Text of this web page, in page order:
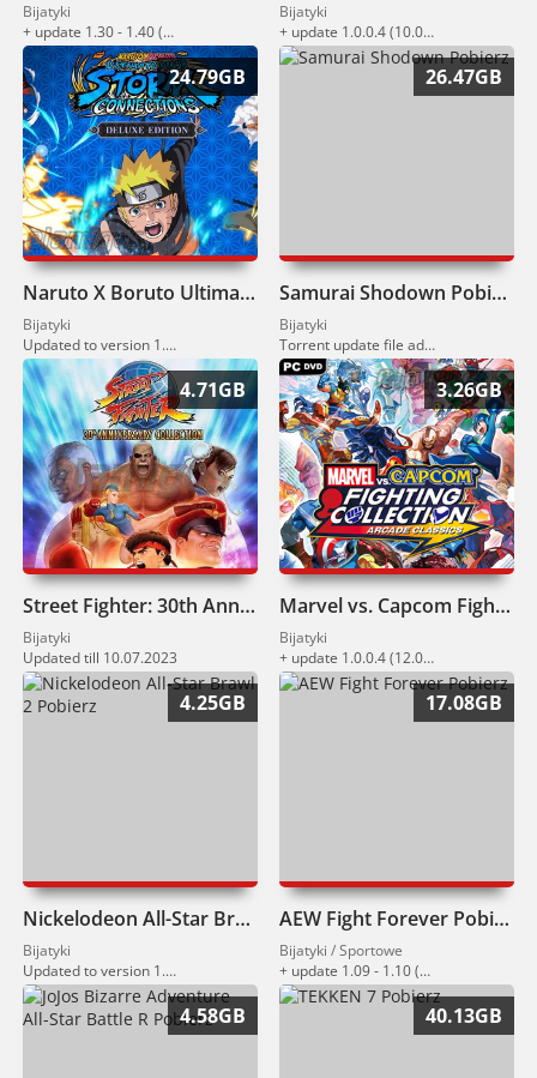
Bijatyki
+ update 1.30 - 1.40 (10.12.2025) + DLC
Bijatyki
+ update 1.0.0.4 (10.09.2025)
24.79GB
Naruto X Boruto Ultimate Ninja Storm Connections Pobierz
Bijatyki
Updated to version 1.60 (04.02.2025)
26.47GB
Samurai Shodown Pobierz
Bijatyki
Torrent update file added
4.71GB
Street Fighter: 30th Anniversary Collection Pobierz
Bijatyki
Updated till 10.07.2023
3.26GB
Marvel vs. Capcom Fighting Collection Arcade Classics Pobierz
Bijatyki
+ update 1.0.0.4 (12.06.2024)
4.25GB
Nickelodeon All-Star Brawl 2 Pobierz
Bijatyki
Updated to version 1.12.0 (16.08.2024)
17.08GB
AEW Fight Forever Pobierz
Bijatyki / Sportowe
+ update 1.09 - 1.10 (08.05.2024) + 19 DLC
4.58GB 40.13GB